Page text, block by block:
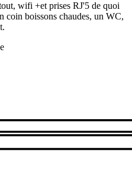
wifi +et prises RJ'5 de quoi
coin boissons chaudes, un WC,